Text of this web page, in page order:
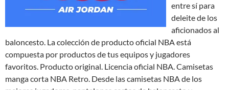
entre sí para
deleite de los
aficionados al
baloncesto. La colección de producto oficial NBA está
compuesta por productos de tus equipos y jugadores
favoritos. Producto original. Licencia oficial NBA. Camisetas
manga corta NBA Retro. Desde las camisetas NBA de los